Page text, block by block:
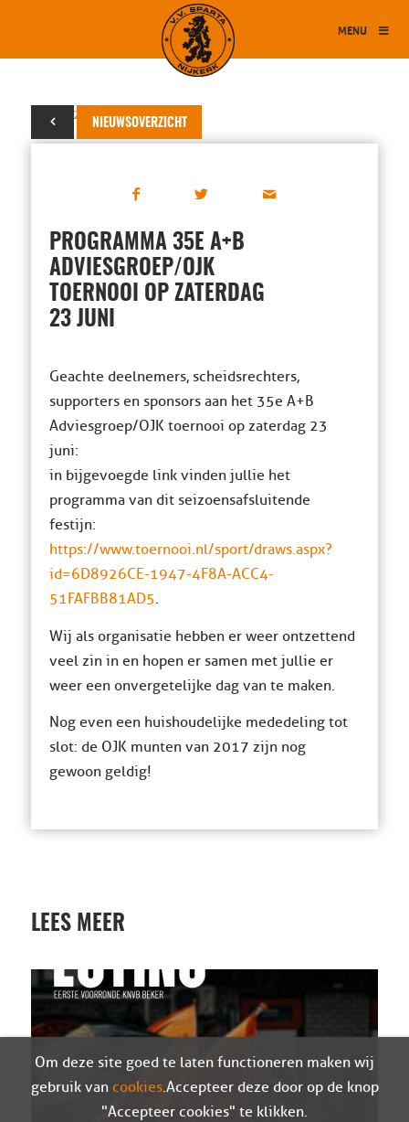
MENU
NIEUWSOVERZICHT
22 juni 2018
PROGRAMMA 35E A+B
ADVIESGROEP/OJK
TOERNOOI OP ZATERDAG
23 JUNI
Geachte deelnemers, scheidsrechters,
supporters en sponsors aan het 35e A+B
Adviesgroep/OJK toernooi op zaterdag 23
juni:
in bijgevoegde link vinden jullie het
programma van dit seizoensafsluitende
festijn:
https://www.toernooi.nl/sport/draws.aspx?
id=6D8926CE-1947-4F8A-ACC4-
51FAFBB81AD5.
Wij als organisatie hebben er weer ontzettend
veel zin in en hopen er samen met jullie er
weer een onvergetelijke dag van te maken.
Nog even een huishoudelijke mededeling tot
slot: de OJK munten van 2017 zijn nog
gewoon geldig!
LEES MEER
Om deze site goed te laten functioneren maken wij
gebruik van cookies. Accepteer deze door op de knop
"Accepteer cookies" te klikken.